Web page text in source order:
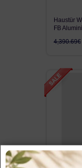
Haustür
FB
4,390.69€